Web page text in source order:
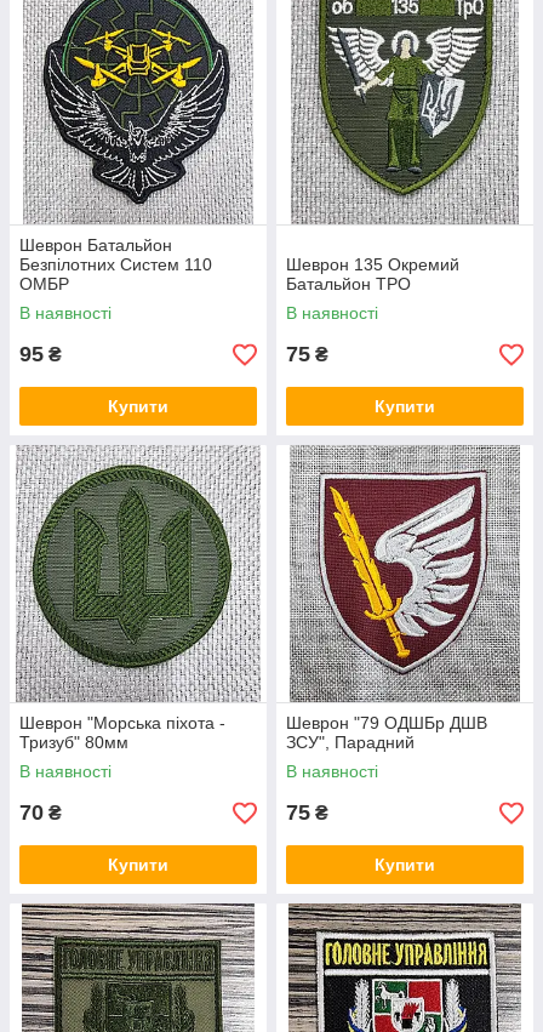
Шеврон Батальйон
Безпілотних Систем 110
ОМБР
В наявності
95 ₴
Купити
Шеврон 135 Окремий
Батальйон ТРО
В наявності
75 ₴
Купити
Шеврон "Морська піхота -
Тризуб" 80мм
В наявності
70 ₴
Купити
Шеврон "79 ОДШБр ДШВ
ЗСУ", Парадний
В наявності
75 ₴
Купити